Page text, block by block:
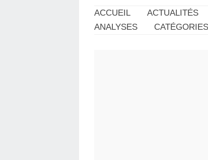
ACCUEIL ACTUALITÉS
ANALYSES
CATÉGORIES